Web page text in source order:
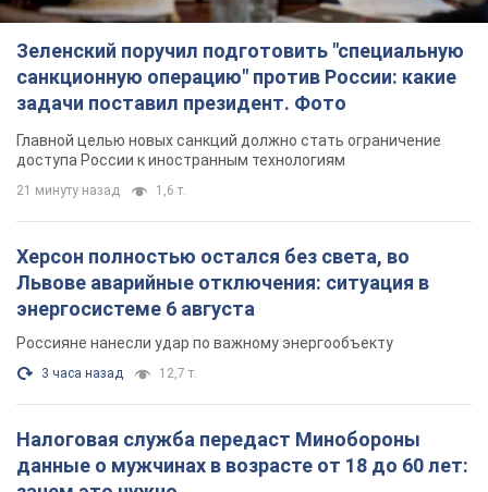
Зеленский поручил подготовить "специальную
санкционную операцию" против России: какие
задачи поставил президент. Фото
Главной целью новых санкций должно стать ограничение
доступа России к иностранным технологиям
21 минуту назад 1,6 т.
Херсон полностью остался без света, во
Львове аварийные отключения: ситуация в
энергосистеме 6 августа
Россияне нанесли удар по важному энергообъекту
3 часа назад 12,7 т.
Налоговая служба передаст Минобороны
данные о мужчинах в возрасте от 18 до 60 лет: